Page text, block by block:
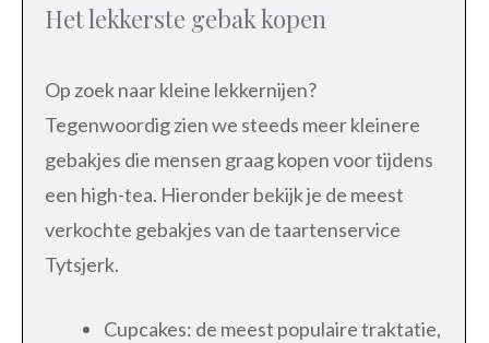
Het lekkerste gebak kopen
Op zoek naar kleine lekkernijen?
Tegenwoordig zien we steeds meer kleinere
gebakjes die mensen graag kopen voor tijdens
een high-tea. Hieronder bekijk je de meest
verkochte gebakjes van de taartenservice
Tytsjerk.
Cupcakes: de meest populaire traktatie,